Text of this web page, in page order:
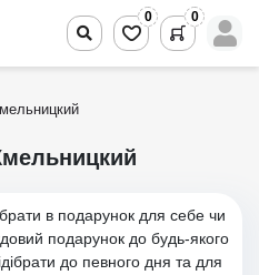
0 0
в подарунок для себе чи
подарунок до будь-якого
до певного дня та для